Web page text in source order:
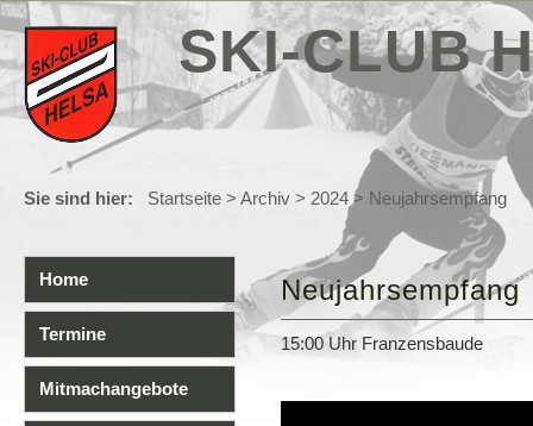
SKI-CLUB
Sie sind hier: Startseite > Archiv > 2024 > Neujahrsempfang
Home
Termine
Mitmachangebote
Neujahrsempfang
15:00 Uhr Franzensbaude